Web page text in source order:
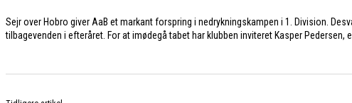
Sejr over Hobro giver AaB et markant forspring i nedrykningskampen i 1. Division.
tilbagevenden i efteråret. For at imødegå tabet har klubben inviteret Kasper